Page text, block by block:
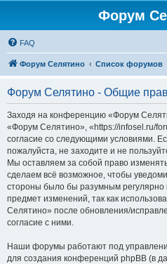
Форум
FAQ
Форум Селятино Список форумов
Форум Селятино - Общие
Заходя на конференцию «Форум
«Форум Селятино», «https://infosel.ru/
согласие со следующими условиями.
пожалуйста, не заходите и не
Мы оставляем за собой право
сделаем всё возможное, чтобы
стороны было бы разумным регулярно
предмет изменений, так как
Селятино» после обновления/
согласие с ними.
Наши форумы работают под
для создания конференций phpBB (в